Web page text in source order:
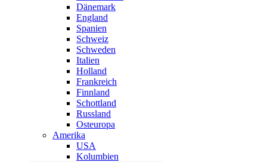
Dänemark
England
Spanien
Schweiz
Schweden
Italien
Holland
Frankreich
Finnland
Schottland
Russland
Osteuropa
Amerika
USA
Kolumbien